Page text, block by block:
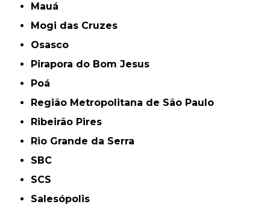
Mauá
Mogi das Cruzes
Osasco
Pirapora do Bom Jesus
Poá
Região Metropolitana de São Paulo
Ribeirão Pires
Rio Grande da Serra
SBC
SCS
Salesópolis